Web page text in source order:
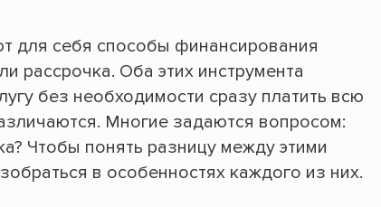
для себя способы финансирования
рассрочка. Оба этих инструмента
без необходимости сразу платить всю
Многие задаются вопросом:
Чтобы понять разницу между этими
в особенностях каждого из них.